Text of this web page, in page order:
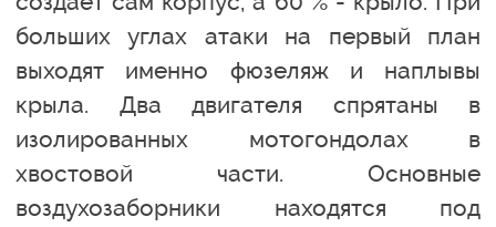
больших углах атаки на первый план
выходят именно фюзеляж и наплывы
крыла. Два двигателя спрятаны в
изолированных мотогондолах в
хвостовой части. Основные
воздухозаборники находятся под